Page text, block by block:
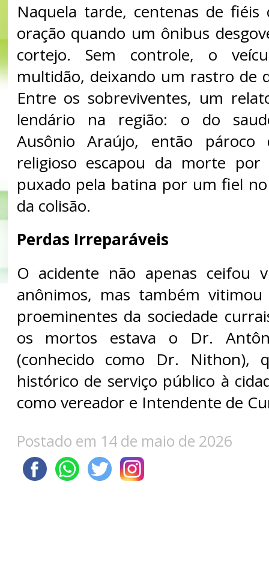
Naquela tarde, centenas de fiéis
oração quando um ônibus
cortejo. Sem controle, o
multidão, deixando um rastro de
Entre os sobreviventes, um
lendário na região: o do
Ausônio Araújo, então pároco
religioso escapou da morte
puxado pela batina por um fiel
da colisão.
Perdas Irreparáveis
O acidente não apenas ceifou
anônimos, mas também
proeminentes da sociedade
os mortos estava o Dr.
(conhecido como Dr. Nithon),
histórico de serviço público à
como vereador e Intendente de
Postado em 14 de maio de 2026